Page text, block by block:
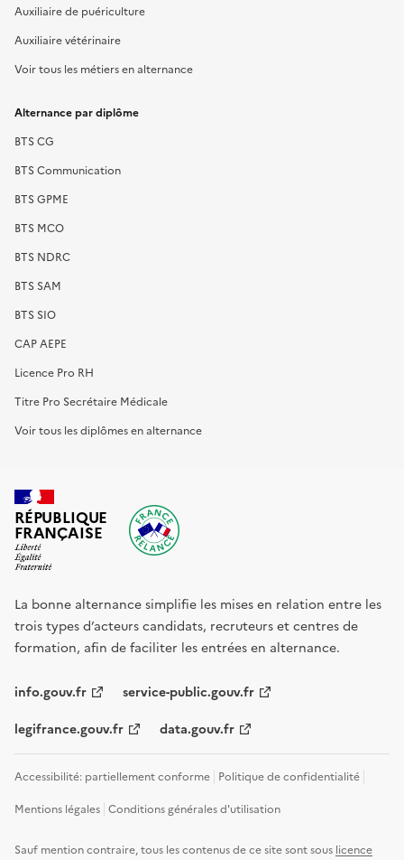
Auxiliaire de puériculture
Auxiliaire vétérinaire
Voir tous les métiers en alternance
Alternance par diplôme
BTS CG
BTS Communication
BTS GPME
BTS MCO
BTS NDRC
BTS SAM
BTS SIO
CAP AEPE
Licence Pro RH
Titre Pro Secrétaire Médicale
Voir tous les diplômes en alternance
RÉPUBLIQUE
FRANÇAISE
La bonne alternance simplifie les mises en relation entre les
trois types d’acteurs candidats, recruteurs et centres de
formation, afin de faciliter les entrées en alternance.
info.gouv.fr service-public.gouv.fr
legifrance.gouv.fr data.gouv.fr
Accessibilité: partiellement conforme Politique de confidentialité
Mentions légales Conditions générales d'utilisation
Sauf mention contraire, tous les contenus de ce site sont sous licence